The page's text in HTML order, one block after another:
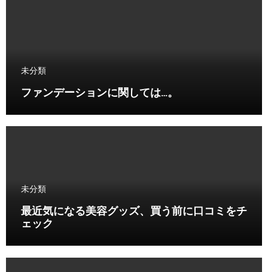
未分類
ファンデーションに関しては…。
未分類
最近気になる美容グッズ、買う前に口コミをチ
ェック